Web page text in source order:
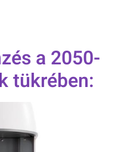
a 2050-
tükrében: